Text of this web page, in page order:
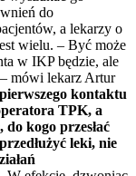
do
a lekarzy o
wielu. – Być może
w IKP będzie, ale
mówi lekarz Artur
kontaktu
TPK, a
kogo przesłać
leki, nie